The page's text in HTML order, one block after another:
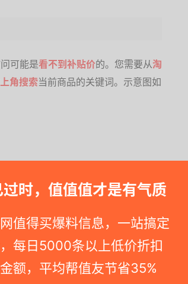
时，值值值才是有气质
值得买爆料信息，一站搞定
每日5000条以上低价折扣
额，平均帮值友节省35%
可能是看不到补贴价的。您需要从淘
角搜索当前商品的关键词。示意图如
商品网址显示标价变化，那就说明便宜价
贴价99；使用商品详情页领取的减